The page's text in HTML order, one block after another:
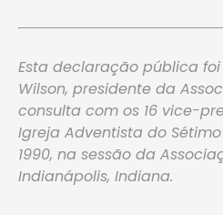
Esta declaração pública
Wilson, presidente da
consulta com os 16 vice-
Igreja Adventista do
1990, na sessão da
Indianápolis, Indiana.